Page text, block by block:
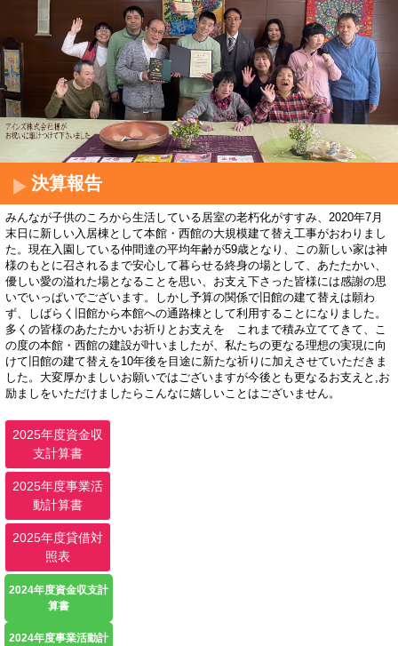
決算報告
みんなが子供のころから生活している居室の老朽化がすすみ、2020年7月
末日に新しい入居棟として本館・西館の大規模建て替え工事がおわりまし
た。現在入園している仲間達の平均年齢が59歳となり、この新しい家は神
様のもとに召されるまで安心して暮らせる終身の場として、あたたかい、
優しい愛の溢れた場となることを思い、お支え下さった皆様には感謝の思
いでいっぱいでございます。しかし予算の関係で旧館の建て替えは願わ
ず、しばらく旧館から本館への通路棟として利用することになりました。
多くの皆様のあたたかいお祈りとお支えを これまで積み立ててきて、こ
の度の本館・西館の建設が叶いましたが、私たちの更なる理想の実現に向
けて旧館の建て替えを10年後を目途に新たな祈りに加えさせていただきま
した。大変厚かましいお願いではございますが今後とも更なるお支えと,お
励ましをいただけましたらこんなに嬉しいことはございません。
2025年度資金収
支計算書
2025年度事業活
動計算書
2025年度貸借対
照表
2024年度資金収支計
算書
2024年度事業活動計